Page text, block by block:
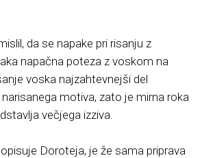
da se napake pri risanju z
napačna poteza z voskom na
voska najzahtevnejši del
motiva, zato je mirna roka
večjega izziva.
Doroteja, je že sama priprava